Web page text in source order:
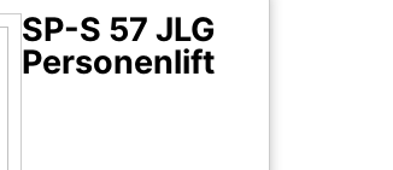
SP-S 57 JLG
Personenlift